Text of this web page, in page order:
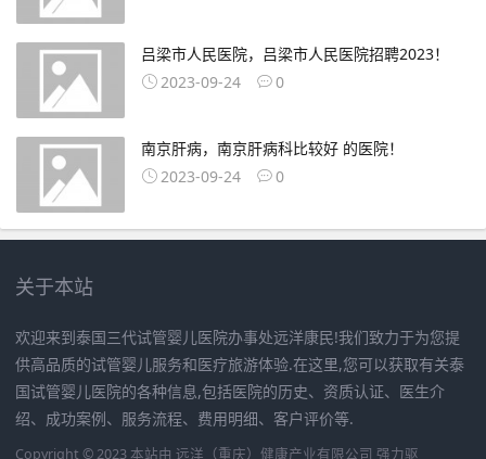
吕梁市人民医院，吕梁市人民医院招聘2023！
2023-09-24
0
南京肝病，南京肝病科比较好 的医院！
2023-09-24
0
关于本站
欢迎来到泰国三代试管婴儿医院办事处远洋康民!我们致力于为您提
供高品质的试管婴儿服务和医疗旅游体验.在这里,您可以获取有关泰
国试管婴儿医院的各种信息,包括医院的历史、资质认证、医生介
绍、成功案例、服务流程、费用明细、客户评价等.
Copyright © 2023 本站由 远洋（重庆）健康产业有限公司 强力驱